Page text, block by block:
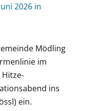
2026 in
Mödling
im
ins
ein.